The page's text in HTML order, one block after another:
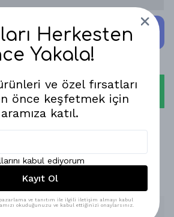
WHATSAPP
MEMNUNİYET GARANTİSİ!
Herkesten
Yakala!
ve özel fırsatları
önce keşfetmek için
aramıza katıl.
kabul ediyorum
Kayıt Ol
ve tanıtım ile ilgili iletişim almayı kabul
okuduğunuzu ve kabul ettiğinizi onaylarsınız.